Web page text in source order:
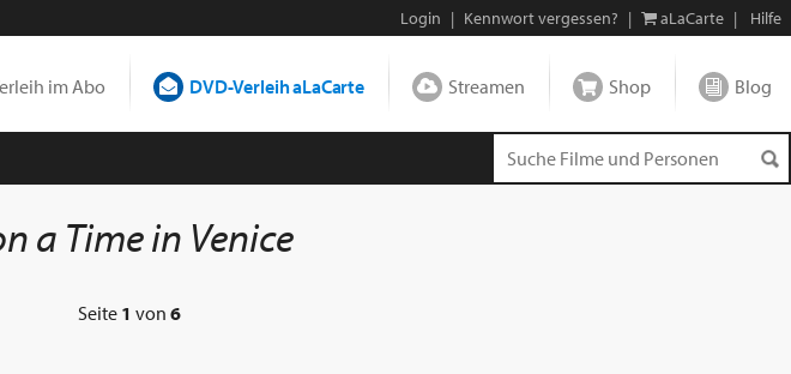
Login | Kennwort vergessen? | aLaCarte | Hilfe
im Abo DVD-Verleih aLaCarte Streamen Shop Blog
a Time in Venice
Seite 1 von 6